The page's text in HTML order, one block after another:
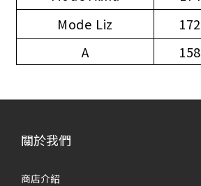
Mode Liz
172
A
158
關於我們
商店介紹